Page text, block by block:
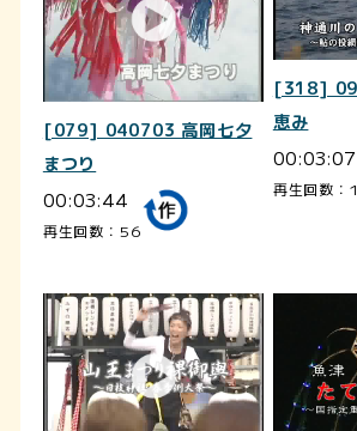
[079] 040703 高岡七夕
まつり
00:03:44
再生回数：56
[318]
恵み
00:03:07
再生回数：